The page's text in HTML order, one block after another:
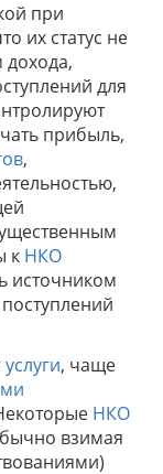
при
их статус не
дохода,
для
прибыль,
,
к НКО
источником
услуги, чаще
НКО
взимая